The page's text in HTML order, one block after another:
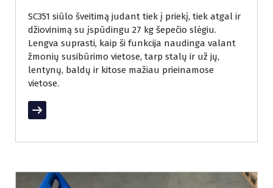
SC351 siūlo šveitimą judant tiek į priekį, tiek atgal ir
džiovinimą su įspūdingu 27 kg šepečio slėgiu.
Lengva suprasti, kaip ši funkcija naudinga valant
žmonių susibūrimo vietose, tarp stalų ir už jų,
lentynų, baldų ir kitose mažiau prieinamose
vietose.
Read More